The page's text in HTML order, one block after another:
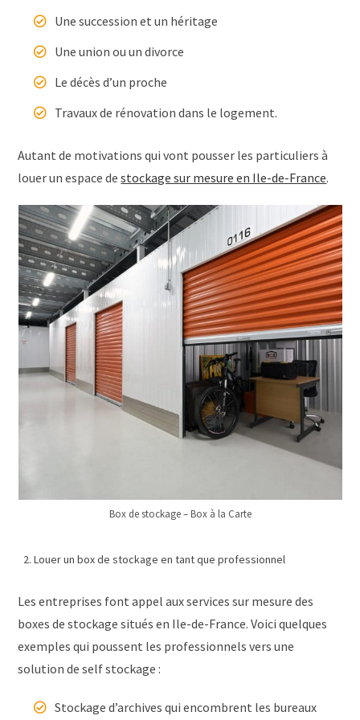
Une succession et un héritage
Une union ou un divorce
Le décès d’un proche
Travaux de rénovation dans le logement.
Autant de motivations qui vont pousser les particuliers à
louer un espace destockage sur mesure en Ile-de-France.
Box de stockage – Box à la Carte
Louer un box de stockage en tant que professionnel
Les entreprises font appel aux services sur mesure des
boxes de stockage situés en Ile-de-France. Voici quelques
exemples qui poussent les professionnels vers une
solution de self stockage :
Stockage d’archives qui encombrent les bureaux